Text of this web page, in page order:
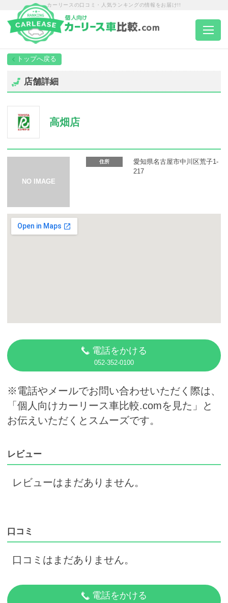
カーリースの口コミ・人気ランキングの情報をお届け!!
トップページ
エリア別ランキング
カーリース体験談
店舗詳細
高畑店
住所
愛知県名古屋市中川区荒子1-
217
電話をかける
052-352-0100
※電話やメールでお問い合わせいただく際は、
「個人向けカーリース車比較.comを見た」と
お伝えいただくとスムーズです。
レビュー
レビューはまだありません。
口コミ
口コミはまだありません。
電話をかける